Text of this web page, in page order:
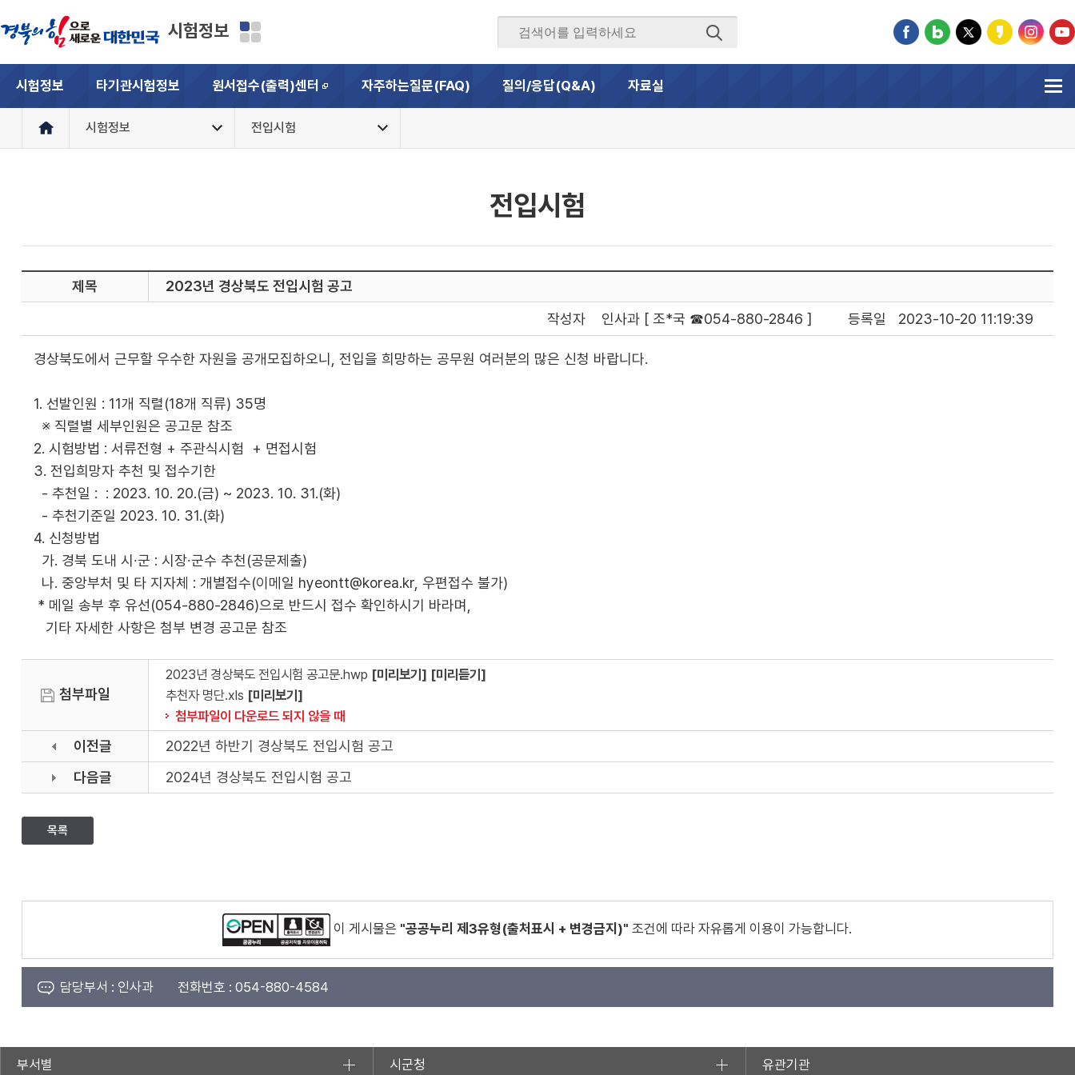
시험정보
시험정보 타기관시험정보
원서접수(출력)센터
새창
자주하는질문(FAQ) 질의/응답(Q&A) 자료실
시험정보 전입시험
전입시험
제목
2023년 경상북도 전입시험 공고
등록일
2023-10-20 11:19:39
작성자 인사과 [ 조*국 ☎054-880-2846 ]
경상북도에서 근무할 우수한 자원을 공개모집하오니, 전입을 희망하는 공무원 여러분의 많은 신청 바랍니다.
1. 선발인원 : 11개 직렬(18개 직류) 35명
※ 직렬별 세부인원은 공고문 참조
2. 시험방법 : 서류전형 + 주관식시험 + 면접시험
3. 전입희망자 추천 및 접수기한
- 추천일 : : 2023. 10. 20.(금) ~ 2023. 10. 31.(화)
- 추천기준일 2023. 10. 31.(화)
4. 신청방법
가. 경북 도내 시∙군 : 시장∙군수 추천(공문제출)
나. 중앙부처 및 타 지자체 : 개별접수(이메일 hyeontt@korea.kr, 우편접수 불가)
* 메일 송부 후 유선(054-880-2846)으로 반드시 접수 확인하시기 바라며,
기타 자세한 사항은 첨부 변경 공고문 참조
첨부파일
2023년 경상북도 전입시험 공고문.hwp [미리보기] [미리듣기]
추천자 명단.xls [미리보기]
첨부파일이 다운로드 되지 않을 때
이전글
2022년 하반기 경상북도 전입시험 공고
다음글
2024년 경상북도 전입시험 공고
목록
이 게시물은 "공공누리 제3유형(출처표시 + 변경금지)" 조건에 따라 자유롭게 이용이 가능합니다.
담당부서 : 인사과 전화번호 : 054-880-4584
부서별 시군청 유관기관